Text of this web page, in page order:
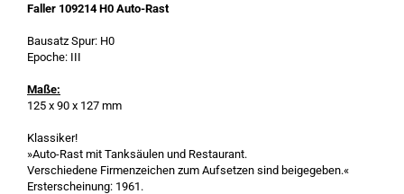
Faller 109214 H0 Auto-Rast
Bausatz Spur: H0
Epoche: III
Maße:
125 x 90 x 127 mm
Klassiker!
»Auto-Rast mit Tanksäulen und Restaurant.
Verschiedene Firmenzeichen zum Aufsetzen sind beigegeben.«
Ersterscheinung: 1961.